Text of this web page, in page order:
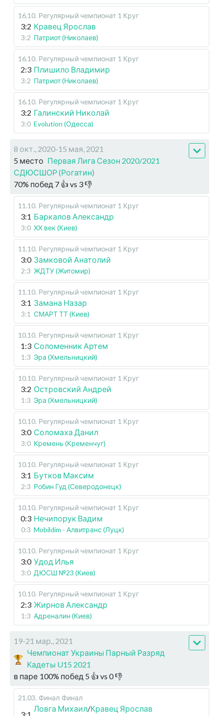
16.10. Регулярный чемпионат 1 Круг
3:2 Кравец Ярослав
3:2 Патриот (Николаев)
16.10. Регулярный чемпионат 1 Круг
2:3 Плишило Владимир
3:2 Патриот (Николаев)
16.10. Регулярный чемпионат 1 Круг
3:2 Галинский Николай
3:0 Evolution (Одесса)
8 окт., 2020-15 мая, 2021
5 место Первая Лига Сезон 2020/2021
СДЮСШОР (Рогатин)
70% побед 7 👍 vs 3👎
11.10. Регулярный чемпионат 1 Круг
3:1 Баркалов Александр
3:0 XX век (Киев)
11.10. Регулярный чемпионат 1 Круг
3:0 Замковой Анатолий
2:3 ЖДТУ (Житомир)
11.10. Регулярный чемпионат 1 Круг
3:1 Замана Назар
3:1 СМАРТ ТТ (Киев)
10.10. Регулярный чемпионат 1 Круг
1:3 Соломенник Артем
1:3 Эра (Хмельницкий)
10.10. Регулярный чемпионат 1 Круг
3:2 Островский Андрей
1:3 Эра (Хмельницкий)
10.10. Регулярный чемпионат 1 Круг
3:0 Соломаха Данил
3:0 Кремень (Кременчуг)
10.10. Регулярный чемпионат 1 Круг
3:1 Бутков Максим
2:3 Робин Гуд (Северодонецк)
10.10. Регулярный чемпионат 1 Круг
0:3 Нечипорук Вадим
0:3 Mobildim - Алвитранс (Луцк)
10.10. Регулярный чемпионат 1 Круг
3:0 Удод Илья
3:0 ДЮСШ №23 (Киев)
10.10. Регулярный чемпионат 1 Круг
2:3 Жирнов Александр
1:3 Адреналин (Киев)
19-21 мар., 2021
Чемпионат Украины Парный Разряд
Кадеты U15 2021
в паре 100% побед 5 👍 vs 0👎
21.03. Финал Финал
Ловга Михаил/Кравец Ярослав